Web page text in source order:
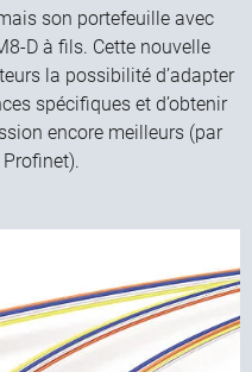
son portefeuille avec
à fils. Cette nouvelle
la possibilité d’adapter
spécifiques et d’obtenir
encore meilleurs (par